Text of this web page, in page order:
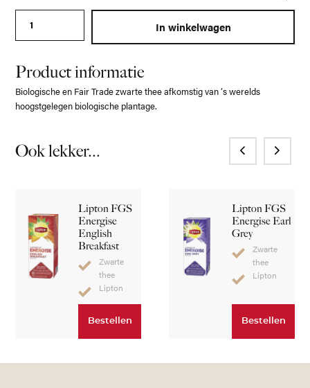
In winkelwagen
Product informatie
Biologische en Fair Trade zwarte thee afkomstig van ‘s werelds
hoogstgelegen biologische plantage.
Ook lekker...
Lipton FGS
Energise
English
Breakfast
Zwarte
thee
Lipton
Bestellen
Lipton FGS
Energise Earl
Grey
Zwarte
thee
Lipton
Bestellen